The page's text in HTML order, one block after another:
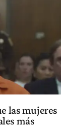
las mujeres
más